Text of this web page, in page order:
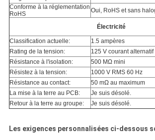
Conforme à la réglementation
RoHS
Oui, RoHS et sans
Électricité
Classification actuelle:
1.5 ampères
Rating de la tension:
125 V courant alternatif
Résistance à l'isolation:
500 MΩ mini
Résistez à la tension:
1000 V RMS 60 Hz
Résistance au contact:
50 mΩ au maximum
La mise à la terre au PCB:
Je suis désolé.
Retour à la terre au groupe:
Je suis désolé.
Les exigences personnalisées ci-dessous